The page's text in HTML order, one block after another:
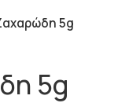
5g
5g